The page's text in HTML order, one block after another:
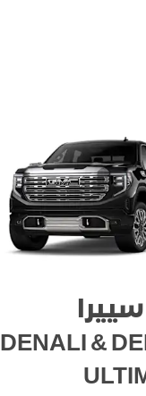
2025 سييرا
DENALI &